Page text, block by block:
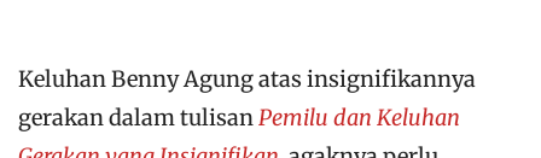
Keluhan Benny Agung atas insignifikannya
gerakan dalam tulisan Pemilu dan Keluhan